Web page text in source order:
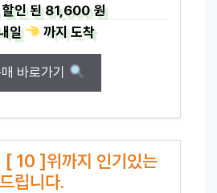
할인 된81,600 원
일
까지도착
바로가기
10 ]위까지 인기있는
립니다.